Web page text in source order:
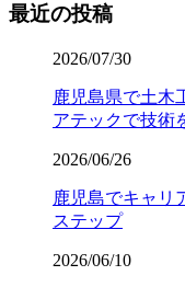
最近の投稿
2026/07/30
鹿児島県で土木
アテックで技術
2026/06/26
鹿児島でキャリ
ステップ
2026/06/10